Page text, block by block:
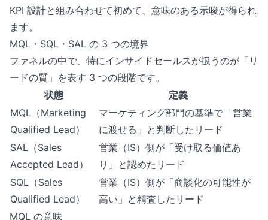
KPI 設計と組み合わせて初めて、意味のある示唆が得られ
ます。
MQL・SQL・SAL の 3 つの境界
ファネルの中で、特にインサイドセールスが扱うのが「リ
ードの質」を表す 3 つの段階です。
状態
定義
MQL（Marketing
Qualified Lead）
マーケティング部門の基準で「営業
に渡せる」と判断したリード
SAL（Sales
Accepted Lead）
営業（IS）側が「受け取る価値あ
り」と認めたリード
SQL（Sales
Qualified Lead）
営業（IS）側が「商談化の可能性が
高い」と精査したリード
MQL の意味